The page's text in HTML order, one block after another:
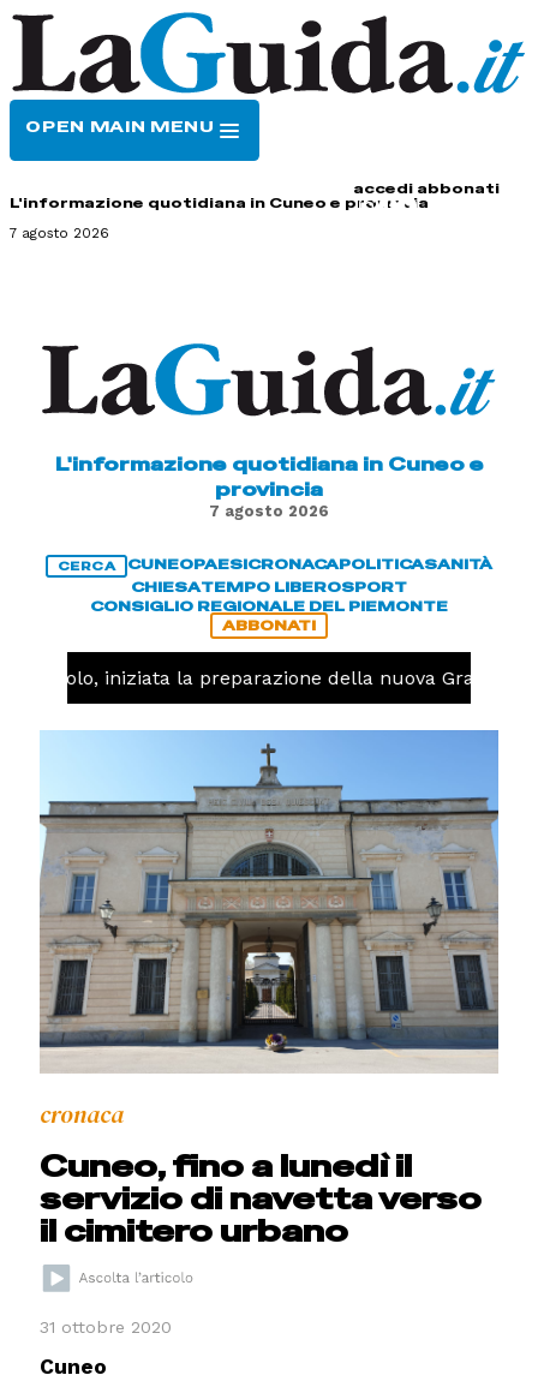
OPEN MAIN MENU
accedi abbonati
L'informazione quotidiana in Cuneo e provincia
7 agosto 2026
L'informazione quotidiana in Cuneo e
provincia
7 agosto 2026
CERCA CUNEOPAESICRONACAPOLITICASANITÀ
CHIESATEMPO LIBEROSPORT
CONSIGLIO REGIONALE DEL PIEMONTE
ABBONATI
iniziata la preparazione della nuova Granda
cronaca
Cuneo, fino a lunedì il
servizio di navetta verso
il cimitero urbano
31 ottobre 2020
Cuneo